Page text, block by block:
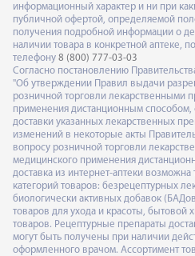
информационный характер и ни при
публичной офертой, определяемой
получения подробной информации о
наличии товара в конкретной аптеке,
телефону 8 (800) 777-03-03
Согласно постановлению
"Об утверждении Правил выдачи
розничной торговли лекарственными
применения дистанционным способом,
доставки указанных лекарственных
изменений в некоторые акты
вопросу розничной торговли
медицинского применения
доставка из интернет-аптеки
категорий товаров: безрецептурных
биологически активных добавок
товаров для ухода и красоты, бытовой
товаров. Рецептурные препараты
могут быть получены при наличии
оформленного врачом. Ассортимент